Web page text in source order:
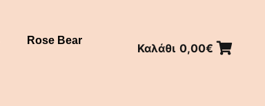
Rose Bear
Καλάθι 0,00€